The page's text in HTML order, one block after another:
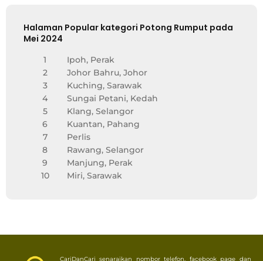
Halaman Popular kategori Potong Rumput pada
Mei 2024
1
Ipoh, Perak
2
Johor Bahru, Johor
3
Kuching, Sarawak
4
Sungai Petani, Kedah
5
Klang, Selangor
6
Kuantan, Pahang
7
Perlis
8
Rawang, Selangor
9
Manjung, Perak
10
Miri, Sarawak
CariDanCari senaraikan nombor telefon, facebook page dan